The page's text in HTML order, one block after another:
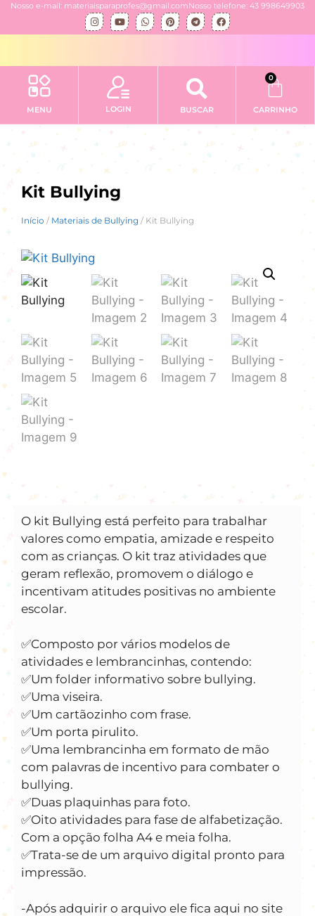
Nosso e-mail: materiaisparaprofes@gmail.comNosso telefone: 43 998649903
MENU LOGIN BUSCAR
0
CARRINHO
Kit Bullying
Início / Materiais de Bullying / Kit Bullying
O kit Bullying está perfeito para trabalhar
valores como empatia, amizade e respeito
com as crianças. O kit traz atividades que
geram reflexão, promovem o diálogo e
incentivam atitudes positivas no ambiente
escolar.
✅️Composto por vários modelos de
atividades e lembrancinhas, contendo:
✅️Um folder informativo sobre bullying.
✅️Uma viseira.
✅️Um cartãozinho com frase.
✅️Um porta pirulito.
✅️Uma lembrancinha em formato de mão
com palavras de incentivo para combater o
bullying.
✅️Duas plaquinhas para foto.
✅️Oito atividades para fase de alfabetização.
Com a opção folha A4 e meia folha.
✅️Trata-se de um arquivo digital pronto para
impressão.
-Após adquirir o arquivo ele fica aqui no site